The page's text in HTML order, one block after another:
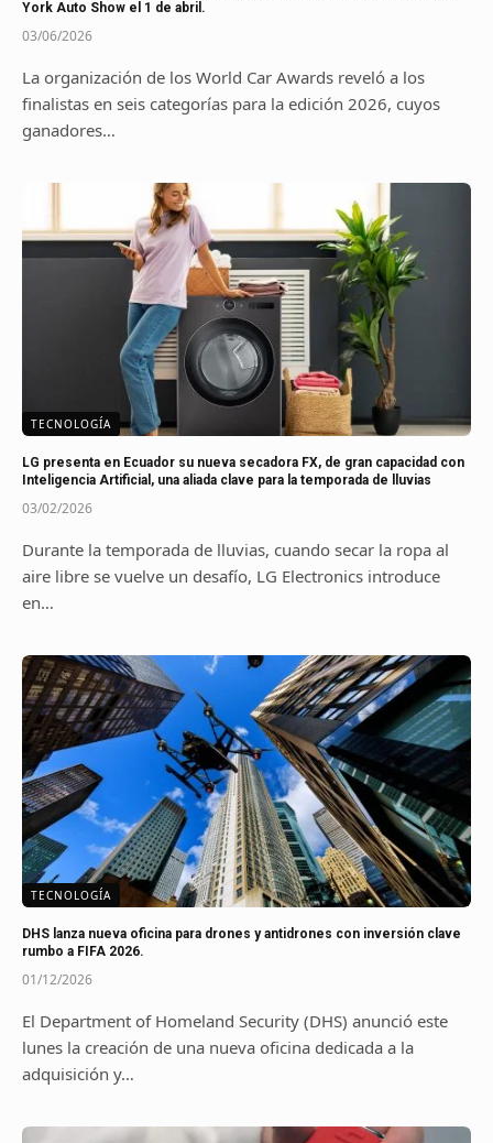
York Auto Show el 1 de abril.
03/06/2026
La organización de los World Car Awards reveló a los
finalistas en seis categorías para la edición 2026, cuyos
ganadores…
TECNOLOGÍA
LG presenta en Ecuador su nueva secadora FX, de gran capacidad con
Inteligencia Artificial, una aliada clave para la temporada de lluvias
03/02/2026
Durante la temporada de lluvias, cuando secar la ropa al
aire libre se vuelve un desafío, LG Electronics introduce
en…
TECNOLOGÍA
DHS lanza nueva oficina para drones y antidrones con inversión clave
rumbo a FIFA 2026.
01/12/2026
El Department of Homeland Security (DHS) anunció este
lunes la creación de una nueva oficina dedicada a la
adquisición y…